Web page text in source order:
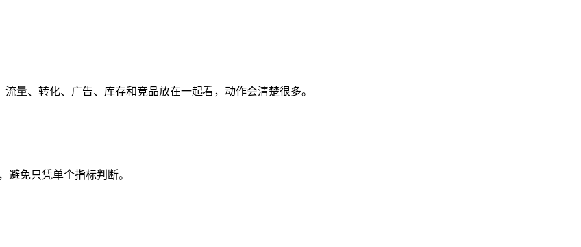
量、转化、广告、库存和竞品放在一起看，动作会清楚很多。
避免只凭单个指标判断。